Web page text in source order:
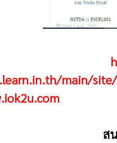
main/site/
ส